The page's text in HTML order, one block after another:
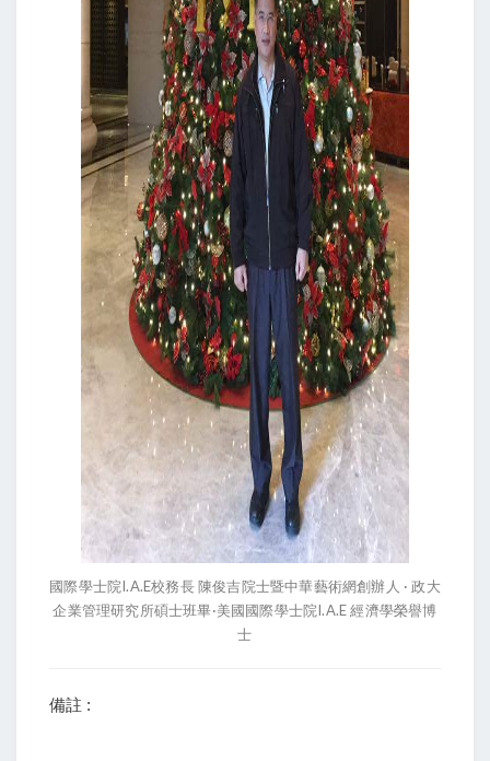
國際學士院I.A.E校務長 陳俊吉院士暨中華藝術網創辦人 · 政大
企業管理研究所碩士班畢·美國國際學士院I.A.E 經濟學榮譽博
士
備註 :